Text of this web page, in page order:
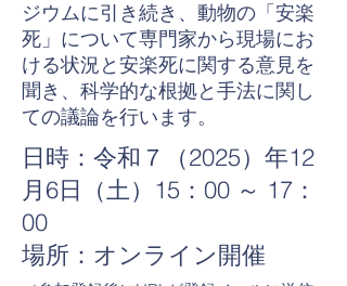
ジウムに引き続き、動物の「安楽
死」について専門家から現場にお
ける状況と安楽死に関する意見を
聞き、科学的な根拠と手法に関し
ての議論を行います。
日時：令和７（2025）年12
月6日（土）15：00 ～ 17：
00
場所：オンライン開催